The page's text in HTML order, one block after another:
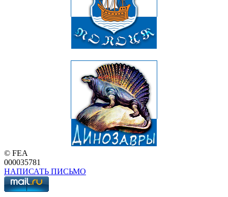
© FEA
000035781
НАПИСАТЬ ПИСЬМО